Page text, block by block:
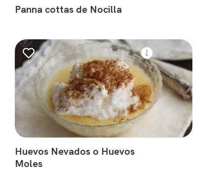
Panna cottas de Nocilla
Huevos Nevados o Huevos
Moles